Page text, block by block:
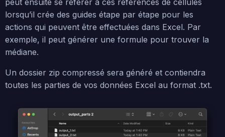
peut ensuite se référer à ces références de cellules
lorsqu’il crée des guides étape par étape pour les
actions qui peuvent être effectuées dans Excel. Par
exemple, il peut générer une formule pour trouver la
médiane.
Un dossier zip compressé sera généré et contiendra
toutes les parties de vos données Excel au format .txt.